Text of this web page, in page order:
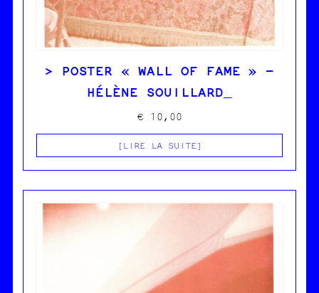
POSTER « WALL OF FAME » –
HÉLÈNE SOUILLARD
€ 10,00
LIRE LA SUITE